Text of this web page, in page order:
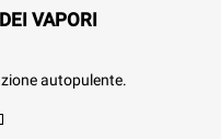
VAPORI
autopulente.